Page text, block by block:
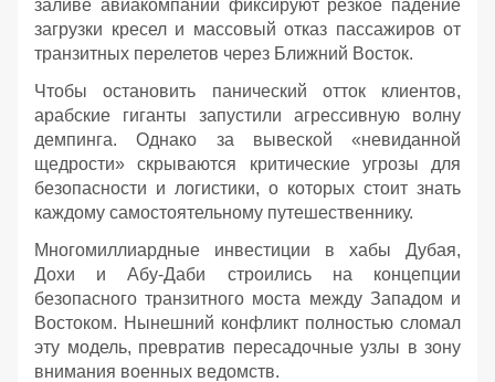
заливе авиакомпании фиксируют резкое падение
загрузки кресел и массовый отказ пассажиров от
транзитных перелетов через Ближний Восток.
Чтобы остановить панический отток клиентов,
арабские гиганты запустили агрессивную волну
демпинга. Однако за вывеской «невиданной
щедрости» скрываются критические угрозы для
безопасности и логистики, о которых стоит знать
каждому самостоятельному путешественнику.
Многомиллиардные инвестиции в хабы Дубая,
Дохи и Абу-Даби строились на концепции
безопасного транзитного моста между Западом и
Востоком. Нынешний конфликт полностью сломал
эту модель, превратив пересадочные узлы в зону
внимания военных ведомств.